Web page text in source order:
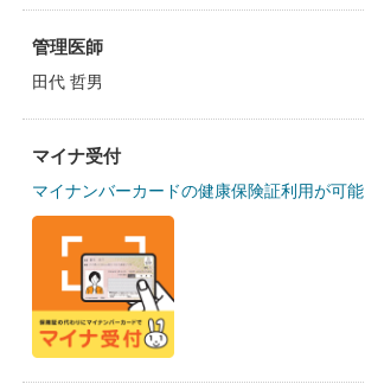
管理医師
田代 哲男
マイナ受付
マイナンバーカードの健康保険証利用が可能